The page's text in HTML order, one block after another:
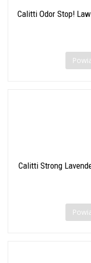
Calitti Odor Stop!
Calitti Strong